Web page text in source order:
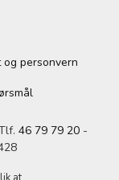
og personvern
46 79 79 20 -